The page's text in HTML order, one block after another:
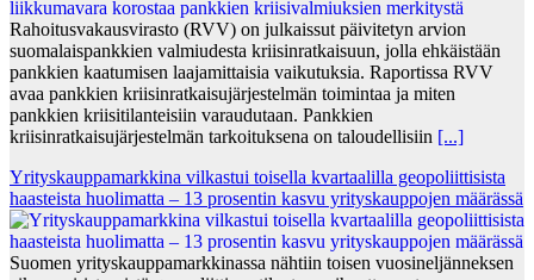
Rahoitusvakausvirasto (RVV) on julkaissut päivitetyn arvion
suomalaispankkien valmiudesta kriisinratkaisuun, jolla ehkäistään
pankkien kaatumisen laajamittaisia vaikutuksia. Raportissa RVV
avaa pankkien kriisinratkaisujärjestelmän toimintaa ja miten
pankkien kriisitilanteisiin varaudutaan. Pankkien
kriisinratkaisujärjestelmän tarkoituksena on taloudellisiin [...]
Yrityskauppamarkkina vilkastui toisella kvartaalilla geopoliittisista
haasteista huolimatta – 13 prosentin kasvu yrityskauppojen määrässä
Suomen yrityskauppamarkkinassa nähtiin toisen vuosineljänneksen